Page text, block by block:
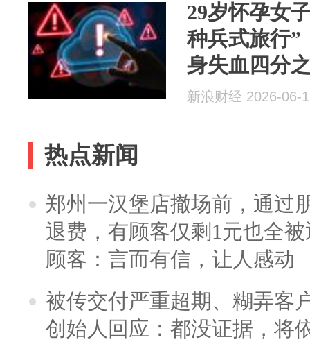
29岁怀孕女
种兵式旅行”
身失血四分
新浪财经 2026-06-
热点新闻
郑州一汉堡店撤场前，通过
退费，有顾客仅剩1元也全
顾客：言而有信，让人感动
被传交付严重超期、糊弄客
创始人回应：都没证据，将